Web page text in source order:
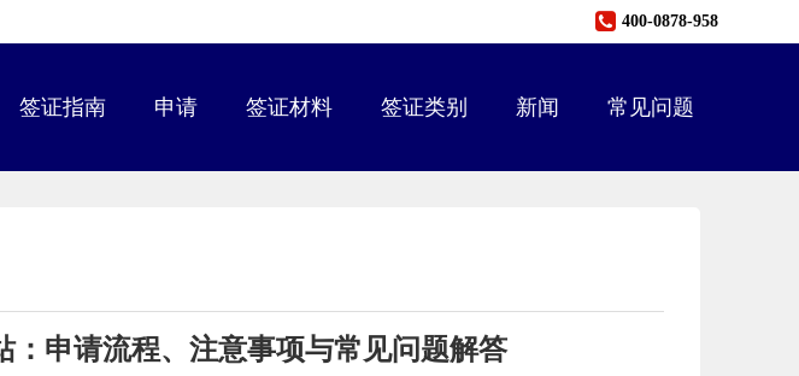
400-0878-958
签证指南 申请 签证材料 签证类别 新闻 常见问题
：申请流程、注意事项与常见问题解答